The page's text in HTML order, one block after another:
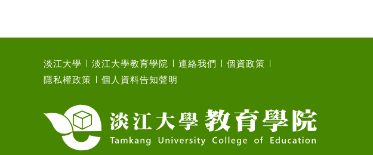
淡江大學 淡江大學教育學院 連絡我們
個資政策
隱私權政策
個人資料告知聲明